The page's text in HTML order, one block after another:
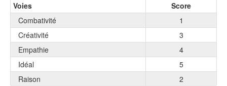
Voies
Score
Combativité
1
Créativité
3
Empathie
4
Idéal
5
Raison
2